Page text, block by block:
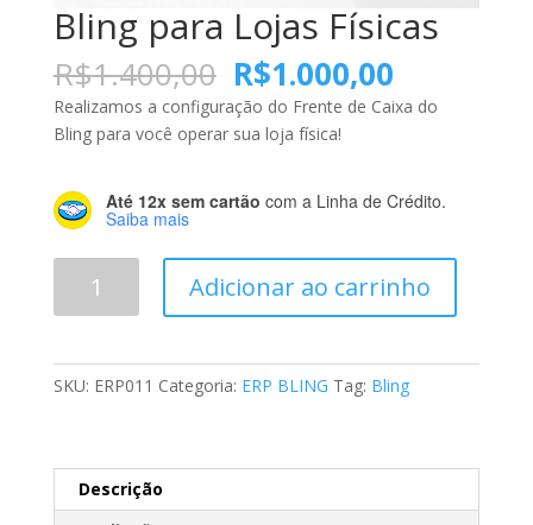
Bling para Lojas Físicas
R$1.400,00 O
preço
original
era:
R$1.000,00O
preço
atual
Realizamos a configuração do Frente de Caixa do
Bling para você operar sua loja física!
Até 12x sem cartão com a Linha de Crédito.
Saiba mais
quantidade
Adicionar ao carrinho
SKU: ERP011 Categoria: ERP BLING Tag: Bling
Descrição